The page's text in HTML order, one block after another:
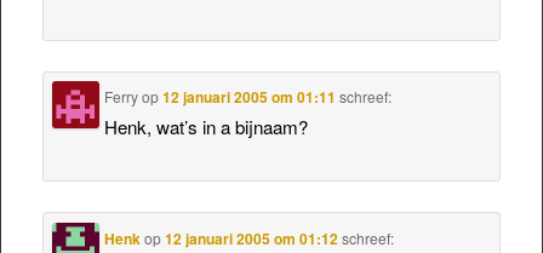
Ferryop12 januari 2005 om 01:11 schreef:
Henk, wat’s in a bijnaam?
Henkop12 januari 2005 om 01:12 schreef: